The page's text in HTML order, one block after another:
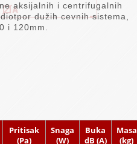
aksijalnih i centrifugalnih
dužih cevnih sistema,
i 120mm.
Pritisak
(Pa)
Snaga
(W)
Buka
dB (A)
Masa
(kg)